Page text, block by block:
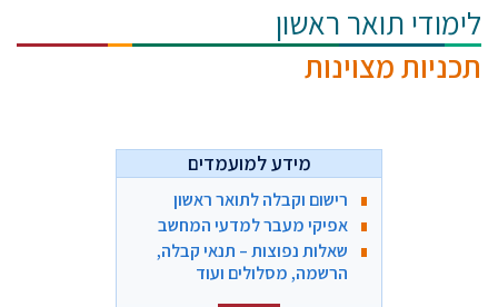
לימודי תואר ראשון
תכניות מצוינות
מידע למועמדים
רישום וקבלה לתואר ראשון
אפיקי מעבר למדעי המחשב
שאלות נפוצות – תנאי קבלה,
הרשמה, מסלולים ועוד